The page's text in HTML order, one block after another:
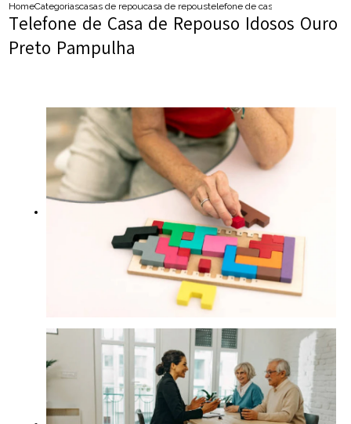
HomeCategoriascasas de repousocasa de repouso perto de mim
telefone de casa de repouso
Telefone de Casa de Repouso Idosos Ouro
Preto Pampulha